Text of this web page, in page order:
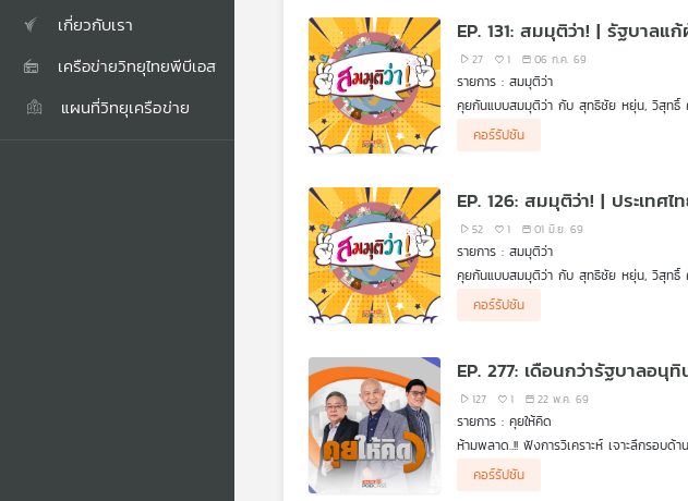
เกี่ยวกับเรา
เครือข่ายวิทยุไทยพีบีเอส
แผนที่วิทยุเครือข่าย
EP. 131: สมมุติว่า! | รัฐบาลแ
27 1 06 ก.ค. 69
รายการ : สมมุติว่า
คุยกันแบบสมมุติว่า กับ สุทธิชัย หยุ่น, วิสุทธิ์
การเมืองอย่างรัฐบาล ที่มีข้อครหาสมรู้ร่วม
คอร์รัปชัน
EP. 126: สมมุติว่า! | ประเทศไ
52 1 01 มิ.ย. 69
รายการ : สมมุติว่า
คุยกันแบบสมมุติว่า กับ สุทธิชัย หยุ่น, วิสุทธิ์
เป็นปัญหาใหญ่ที่แทรกซึมอยู่ในสังคมไทย จะ
คอร์รัปชัน
EP. 277: เดือนกว่ารัฐบาลอ
127 1 22 พ.ค. 69
รายการ : คุยให้คิด
ห้ามพลาด..!! ฟังการวิเคราะห์ เจาะลึกรอบ
• ครบรอบ 12 ปี "รัฐประหาร คสช. 2557"
• ไทม์ไลน์ "ร่างรัฐธรรมนูญฉบับใหม่" ภายใต้
คอร์รัปชัน